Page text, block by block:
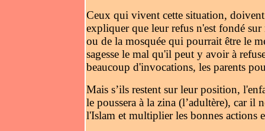
Ceux qui vivent cette situation,
expliquer que leur refus n'est fondé
ou de la mosquée qui pourrait être le
sagesse le mal qu'il peut y avoir à
beaucoup d'invocations, les parents
Mais s’ils restent sur leur position,
le poussera à la zina (l’adultère), car il
l'Islam et multiplier les bonnes actions